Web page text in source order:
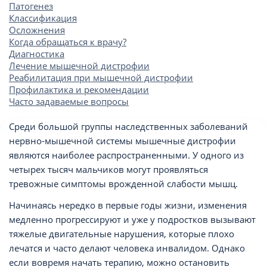
Патогенез
Классификация
Осложнения
Когда обращаться к врачу?
Диагностика
Лечение мышечной дистрофии
Реабилитация при мышечной дистрофии
Профилактика и рекомендации
Часто задаваемые вопросы
Среди большой группы наследственных заболеваний
нервно-мышечной системы мышечные дистрофии
являются наиболее распространенными. У одного из
четырех тысяч мальчиков могут проявляться
тревожные симптомы врожденной слабости мышц.
Начинаясь нередко в первые годы жизни, изменения
медленно прогрессируют и уже у подростков вызывают
тяжелые двигательные нарушения, которые плохо
лечатся и часто делают человека инвалидом. Однако
если вовремя начать терапию, можно остановить